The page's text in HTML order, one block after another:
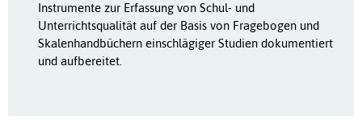
Instrumente zur Erfassung von Schul- und
Unterrichtsqualität auf der Basis von Fragebogen und
Skalenhandbüchern einschlägiger Studien dokumentiert
und aufbereitet.